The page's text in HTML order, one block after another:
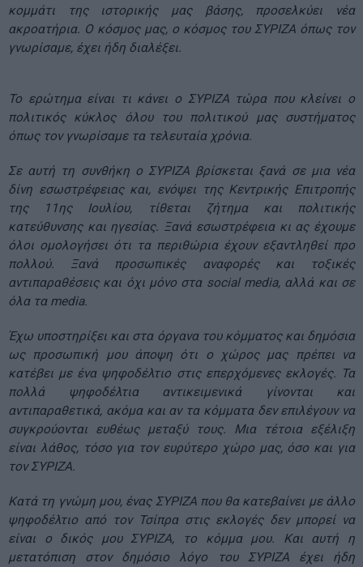
κομμάτι της ιστορικής μας βάσης, προσελκύει νέα
ακροατήρια. Ο κόσμος μας, ο κόσμος του ΣΥΡΙΖΑ όπως τον
γνωρίσαμε, έχει ήδη διαλέξει.
Το ερώτημα είναι τι κάνει ο ΣΥΡΙΖΑ τώρα που κλείνει ο
πολιτικός κύκλος όλου του πολιτικού μας συστήματος
όπως τον γνωρίσαμε τα τελευταία χρόνια.
Σε αυτή τη συνθήκη ο ΣΥΡΙΖΑ βρίσκεται ξανά σε μια νέα
δίνη εσωστρέφειας και, ενόψει της Κεντρικής Επιτροπής
της 11ης Ιουλίου, τίθεται ζήτημα και πολιτικής
κατεύθυνσης και ηγεσίας. Ξανά εσωστρέφεια κι ας έχουμε
όλοι ομολογήσει ότι τα περιθώρια έχουν εξαντληθεί προ
πολλού. Ξανά προσωπικές αναφορές και τοξικές
αντιπαραθέσεις και όχι μόνο στα social media, αλλά και σε
όλα τα media.
Έχω υποστηρίξει και στα όργανα του κόμματος και δημόσια
ως προσωπική μου άποψη ότι ο χώρος μας πρέπει να
κατέβει με ένα ψηφοδέλτιο στις επερχόμενες εκλογές. Τα
πολλά ψηφοδέλτια αντικειμενικά γίνονται και
αντιπαραθετικά, ακόμα και αν τα κόμματα δεν επιλέγουν να
συγκρούονται ευθέως μεταξύ τους. Μια τέτοια εξέλιξη
είναι λάθος, τόσο για τον ευρύτερο χώρο μας, όσο και για
τον ΣΥΡΙΖΑ.
Κατά τη γνώμη μου, ένας ΣΥΡΙΖΑ που θα κατεβαίνει με άλλο
ψηφοδέλτιο από τον Τσίπρα στις εκλογές δεν μπορεί να
είναι ο δικός μου ΣΥΡΙΖΑ, το κόμμα μου. Και αυτή η
μετατόπιση στον δημόσιο λόγο του ΣΥΡΙΖΑ έχει ήδη